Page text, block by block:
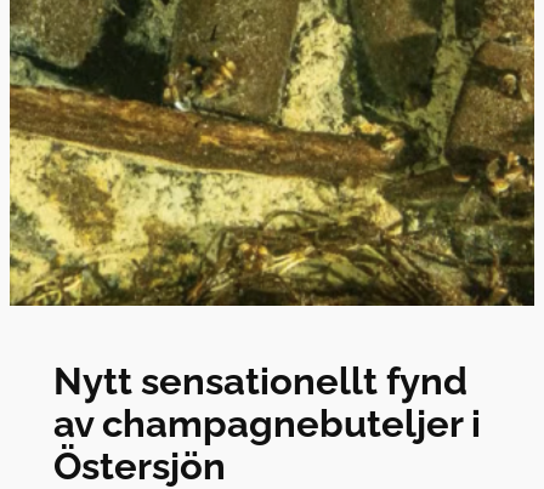
Nytt sensationellt fynd
av champagnebuteljer i
Östersjön